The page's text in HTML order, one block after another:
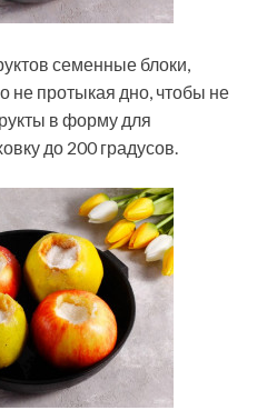
семенные блоки,
не протыкая дно, чтобы не
в форму для
до 200 градусов.